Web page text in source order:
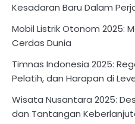
Kesadaran Baru Dalam
Mobil Listrik Otonom 2025:
Cerdas Dunia
Timnas Indonesia 2025:
Pelatih, dan Harapan di
Wisata Nusantara 2025:
dan Tantangan